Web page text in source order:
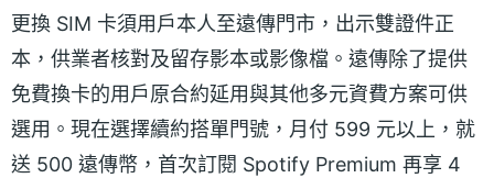
更換 SIM 卡須用戶本人至遠傳門市，出示雙證件正
本，供業者核對及留存影本或影像檔。遠傳除了提供
免費換卡的用戶原合約延用與其他多元資費方案可供
選用。現在選擇續約搭單門號，月付 599 元以上，就
送 500 遠傳幣，首次訂閱 Spotify Premium 再享 4